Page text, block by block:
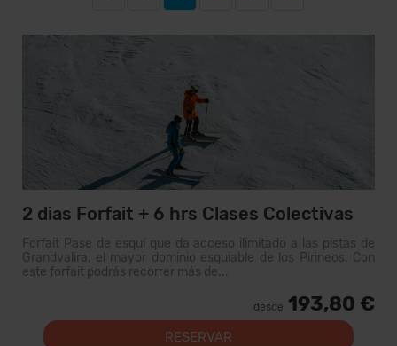
2 dias Forfait + 6 hrs Clases Colectivas
Forfait Pase de esquí que da acceso ilimitado a las pistas de
Grandvalira, el mayor dominio esquiable de los Pirineos. Con
este forfait podrás recorrer más de...
desde 193,80 €
RESERVAR